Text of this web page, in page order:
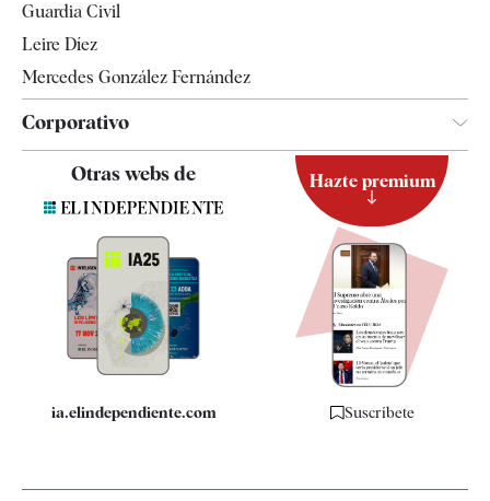
Guardia Civil
Leire Díez
Mercedes González Fernández
Corporativo
Contacto
Quiénes somos
Especificaciones
Otras webs de
ia.elindependiente.com
Hazte premium
Suscríbete